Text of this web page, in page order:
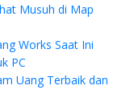
Musuh di Map
Works Saat Ini
PC
Uang Terbaik dan